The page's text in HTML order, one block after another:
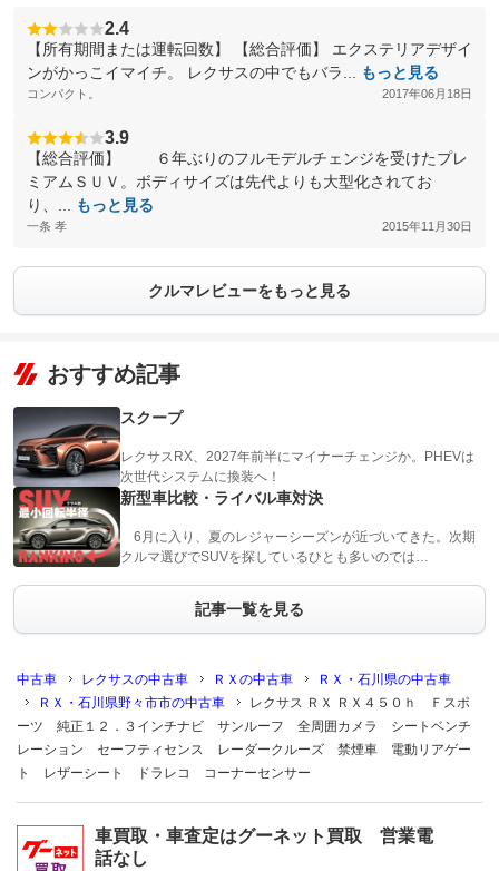
2.4
【所有期間または運転回数】 【総合評価】 エクステリアデザイ
ンがかっこイマイチ。 レクサスの中でもバラ...
もっと見る
コンパクト。 2017年06月18日
3.9
【総合評価】 ６年ぶりのフルモデルチェンジを受けたプレ
ミアムＳＵＶ。ボディサイズは先代よりも大型化されてお
り、...
もっと見る
一条 孝 2015年11月30日
クルマレビューをもっと見る
おすすめ記事
スクープ
レクサスRX、2027年前半にマイナーチェンジか。PHEVは
次世代システムに換装へ！
新型車比較・ライバル車対決
6月に入り、夏のレジャーシーズンが近づいてきた。次期
クルマ選びでSUVを探しているひとも多いのでは…
記事一覧を見る
中古車 レクサスの中古車 ＲＸの中古車
ＲＸ・石川県の中古車
ＲＸ・石川県野々市市の中古車
レクサス ＲＸ ＲＸ４５０ｈ Ｆスポ
ーツ 純正１２．３インチナビ サンルーフ 全周囲カメラ シートベンチ
レーション セーフティセンス レーダークルーズ 禁煙車 電動リアゲー
ト レザーシート ドラレコ コーナーセンサー
車買取・車査定はグーネット買取 営業電
話なし